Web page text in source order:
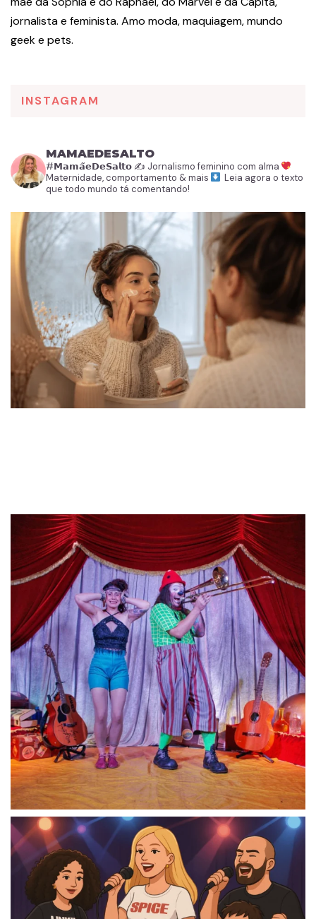
jornalista e feminista. Amo moda, maquiagem, mundo
geek e pets.
INSTAGRAM
MAMAEDESALTO
#𝗠𝗮𝗺𝗮̃𝗲𝗗𝗲𝗦𝗮𝗹𝘁𝗼 ✍️ Jornalismo feminino com alma
Maternidade, comportamento & mais
Leia agora o texto
que todo mundo tá comentando!